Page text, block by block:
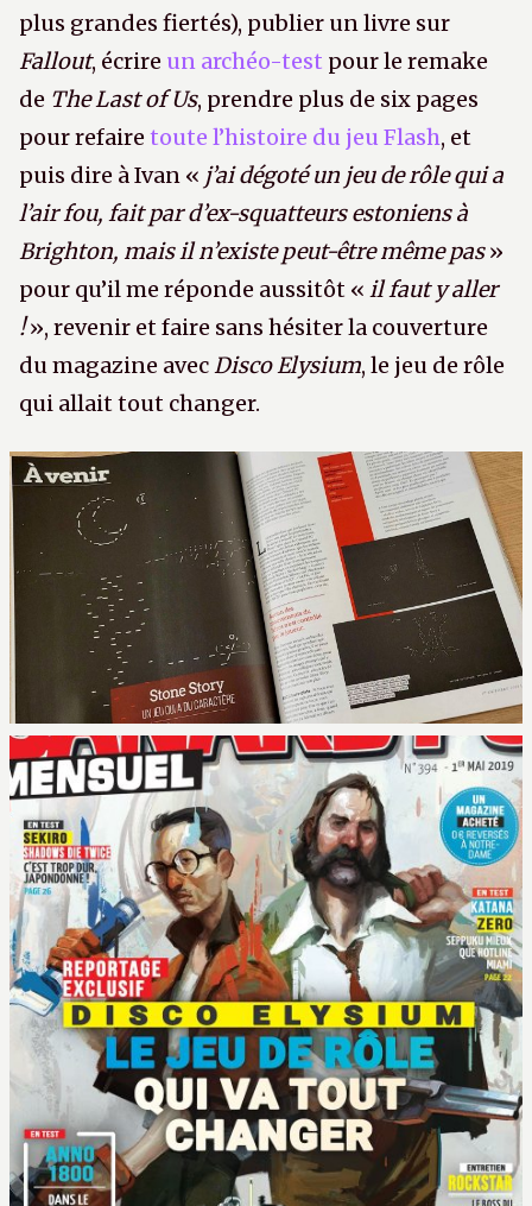
plus grandes fiertés), publier un livre sur
Fallout, écrire un archéo-test pour le remake
de The Last of Us, prendre plus de six pages
pour refaire toute l’histoire du jeu Flash, et
puis dire à Ivan « j’ai dégoté un jeu de rôle qui a
l’air fou, fait par d’ex-squatteurs estoniens à
Brighton, mais il n’existe peut-être même pas»
pour qu’il me réponde aussitôt « il faut y aller
!», revenir et faire sans hésiter la couverture
du magazine avecDisco Elysium, le jeu de rôle
qui allait tout changer.